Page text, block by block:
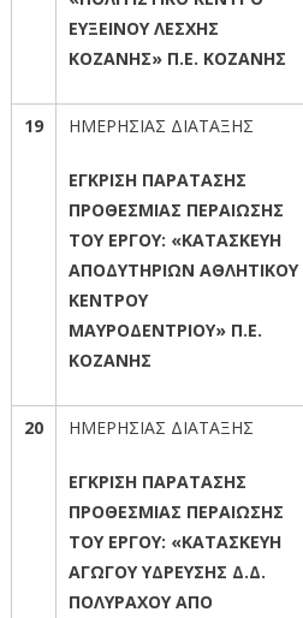
ΕΥΞΕΙΝΟΥ ΛΕΣΧΗΣ
ΚΟΖΑΝΗΣ» Π.Ε. ΚΟΖΑΝΗΣ
19 ΗΜΕΡΗΣΙΑΣ ΔΙΑΤΑΞΗΣ
ΕΓΚΡΙΣΗ ΠΑΡΑΤΑΣΗΣ
ΠΡΟΘΕΣΜΙΑΣ ΠΕΡΑΙΩΣΗΣ
ΤΟΥ ΕΡΓΟΥ: «ΚΑΤΑΣΚΕΥΗ
ΑΠΟΔΥΤΗΡΙΩΝ ΑΘΛΗΤΙΚΟΥ
ΚΕΝΤΡΟΥ
ΜΑΥΡΟΔΕΝΤΡΙΟΥ» Π.Ε.
ΚΟΖΑΝΗΣ
20 ΗΜΕΡΗΣΙΑΣ ΔΙΑΤΑΞΗΣ
ΕΓΚΡΙΣΗ ΠΑΡΑΤΑΣΗΣ
ΠΡΟΘΕΣΜΙΑΣ ΠΕΡΑΙΩΣΗΣ
ΤΟΥ ΕΡΓΟΥ: «ΚΑΤΑΣΚΕΥΗ
ΑΓΩΓΟΥ ΥΔΡΕΥΣΗΣ Δ.Δ.
ΠΟΛΥΡΑΧΟΥ ΑΠΟ